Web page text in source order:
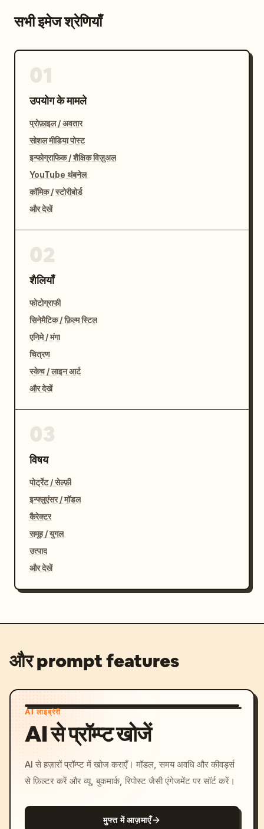
सभी इमेज श्रेणियाँ
उपयोग के मामले
प्रोफ़ाइल / अवतार
सोशल मीडिया पोस्ट
इन्फोग्राफिक / शैक्षिक विज़ुअल
YouTube थंबनेल
कॉमिक / स्टोरीबोर्ड
और देखें
शैलियाँ
फोटोग्राफी
सिनेमैटिक / फ़िल्म स्टिल
एनिमे / मंगा
चित्रण
स्केच / लाइन आर्ट
और देखें
विषय
पोर्ट्रेट / सेल्फ़ी
इन्फ्लुएंसर / मॉडल
कैरेक्टर
समूह / युगल
उत्पाद
और देखें
और prompt features
AI लाइब्रेरी
AI से प्रॉम्प्ट खोजें
AI से हज़ारों प्रॉम्प्ट में खोज कराएँ। मॉडल, समय अवधि और कीवर्ड्स
से फ़िल्टर करें और व्यू, बुकमार्क, रिपोस्ट जैसी एंगेजमेंट पर सॉर्ट करें।
मुफ्त में आज़माएँ